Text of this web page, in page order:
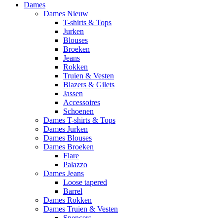
Dames
Dames Nieuw
T-shirts & Tops
Jurken
Blouses
Broeken
Jeans
Rokken
Truien & Vesten
Blazers & Gilets
Jassen
Accessoires
Schoenen
Dames T-shirts & Tops
Dames Jurken
Dames Blouses
Dames Broeken
Flare
Palazzo
Dames Jeans
Loose tapered
Barrel
Dames Rokken
Dames Truien & Vesten